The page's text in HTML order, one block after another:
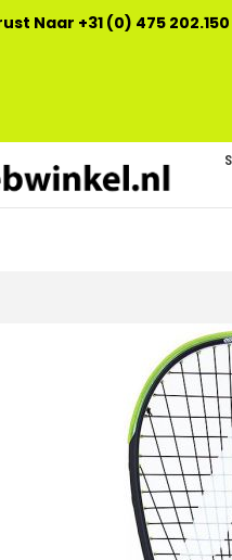
Naar +31 (0) 475